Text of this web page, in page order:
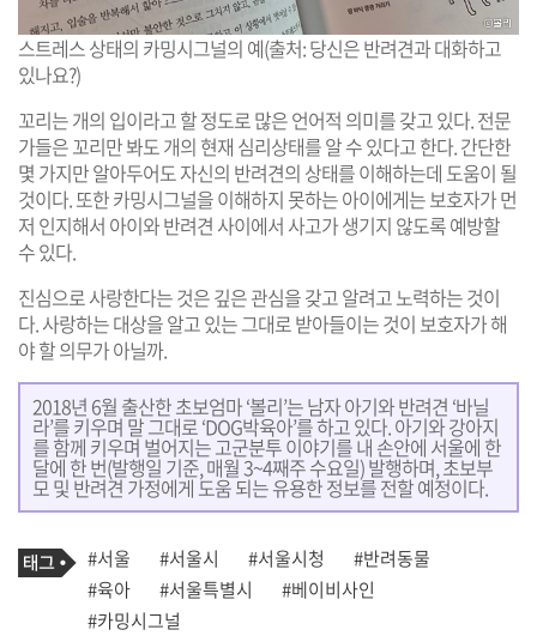
스트레스 상태의 카밍시그널의 예(출처: 당신은 반려견과 대화하고
있나요?)
꼬리는 개의 입이라고 할 정도로 많은 언어적 의미를 갖고 있다. 전문
가들은 꼬리만 봐도 개의 현재 심리상태를 알 수 있다고 한다. 간단한
몇 가지만 알아두어도 자신의 반려견의 상태를 이해하는데 도움이 될
것이다. 또한 카밍시그널을 이해하지 못하는 아이에게는 보호자가 먼
저 인지해서 아이와 반려견 사이에서 사고가 생기지 않도록 예방할
수 있다.
진심으로 사랑한다는 것은 깊은 관심을 갖고 알려고 노력하는 것이
다. 사랑하는 대상을 알고 있는 그대로 받아들이는 것이 보호자가 해
야 할 의무가 아닐까.
2018년 6월 출산한 초보엄마 ‘볼리’는 남자 아기와 반려견 ‘바닐
라’를 키우며 말 그대로 ‘DOG박육아’를 하고 있다. 아기와 강아지
를 함께 키우며 벌어지는 고군분투 이야기를 내 손안에 서울에 한
달에 한 번(발행일 기준, 매월 3~4째주 수요일) 발행하며, 초보부
모 및 반려견 가정에게 도움 되는 유용한 정보를 전할 예정이다.
기
사
관
련
태
태
그
#서울 #서울시 #서울시청
#반려동물
#육아
#서울특별시
#베이비사인
#카밍시그널